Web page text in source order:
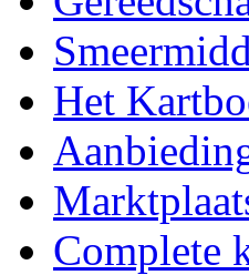
Het
Complete